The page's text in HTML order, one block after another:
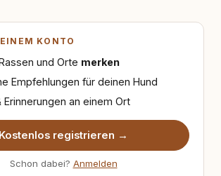
KONTO
und Orte merken
Empfehlungen für deinen Hund
Erinnerungen an einem Ort
Kostenlos registrieren →
Schon dabei? Anmelden